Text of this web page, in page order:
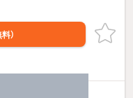
料）